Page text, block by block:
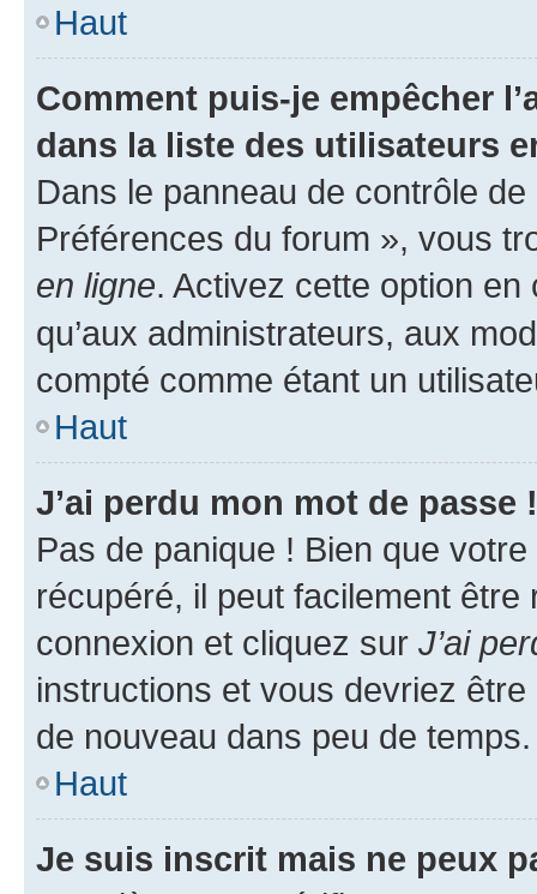
Haut
Comment puis-je empêcher
dans la liste des utilisateurs
Dans le panneau de contrôle
Préférences du forum », vous
en ligne. Activez cette option
qu’aux administrateurs, aux
compté comme étant un
Haut
J’ai perdu mon mot de passe !
Pas de panique ! Bien que
récupéré, il peut facilement
connexion et cliquez sur J’ai
instructions et vous devriez
de nouveau dans peu de temps.
Haut
Je suis inscrit mais ne peux